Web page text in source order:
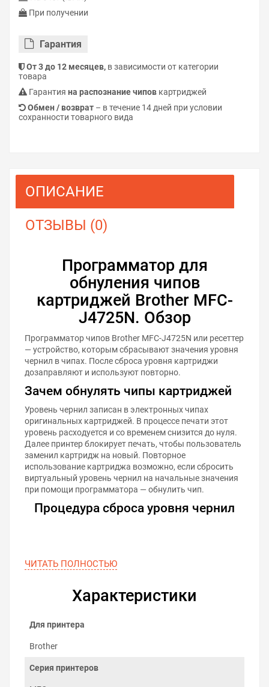
При получении
Гарантия
От 3 до 12 месяцев, в зависимости от категории
товара
Гарантия на распознание чипов картриджей
Обмен / возврат – в течение 14 дней при условии
сохранности товарного вида
ОПИСАНИЕ
ОТЗЫВЫ (0)
Программатор для
обнуления чипов
картриджей Brother MFC-
J4725N. Обзор
Программатор чипов Brother MFC-J4725N или ресеттер
— устройство, которым сбрасывают значения уровня
чернил в чипах. После сброса уровня картриджи
дозаправляют и используют повторно.
Зачем обнулять чипы картриджей
Уровень чернил записан в электронных чипах
оригинальных картриджей. В процессе печати этот
уровень расходуется и со временем снизится до нуля.
Далее принтер блокирует печать, чтобы пользователь
заменил картридж на новый. Повторное
использование картриджа возможно, если сбросить
виртуальный уровень чернил на начальные значения
при помощи программатора — обнулить чип.
Процедура сброса уровня чернил
ЧИТАТЬ ПОЛНОСТЬЮ
Характеристики
Для принтера
Brother
Серия принтеров